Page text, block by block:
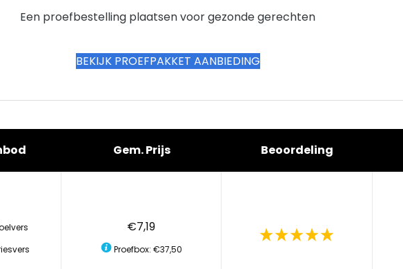
Een proefbestelling plaatsen voor gezonde gerechten
BEKIJK PROEFPAKKET AANBIEDING
Gem. Prijs Beoordeling
€7,19
Proefbox: €37,50